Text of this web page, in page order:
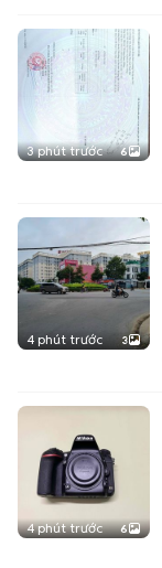
3 phút trước 6
4 phút trước 3
4 phút trước 6